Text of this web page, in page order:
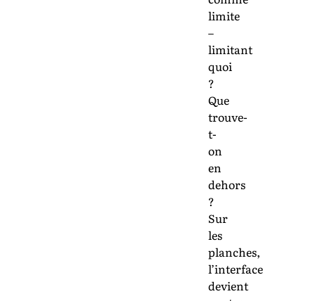
limite
­–
limitant
quoi
?
Que
trouve-
t-
on
en
dehors
?
Sur
les
planches,
l’interface
devient